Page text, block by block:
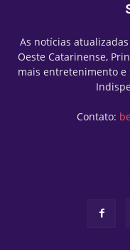
As notícias
Oeste Catarinense,
mais entretenimento e
Contato: